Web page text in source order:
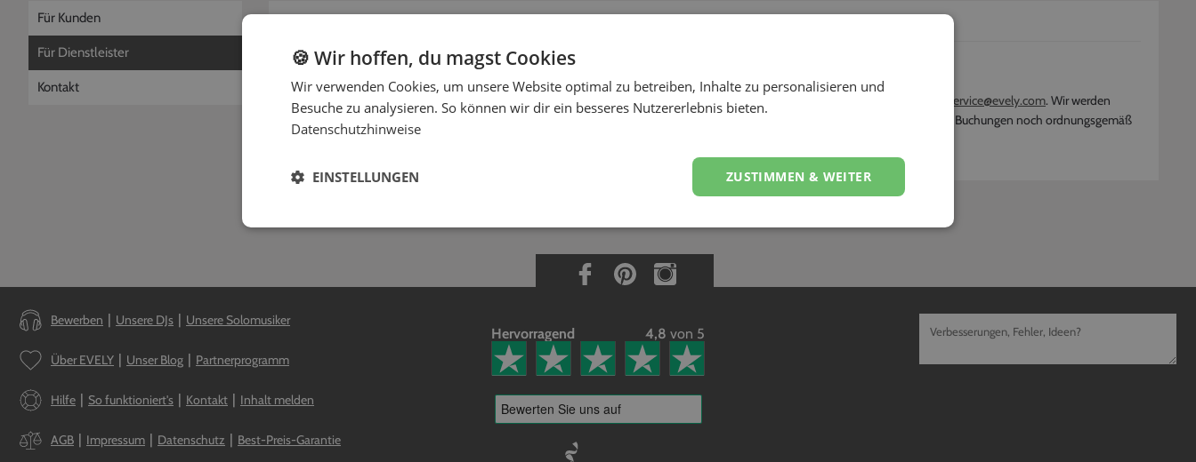
Für Kunden
Für Dienstleister
Kontakt
Wie kann ich kündigen bzw. mich von EVELY abmelden?
Du kannst Deine Teilnahme an EVELY jederzeit beenden. Sende uns dazu einfach eine E-Mail mit Deiner Kundennummer an service@evely.com. Wir werden
Deinen Account dann nach Deiner letzten Veranstaltung unwiderruflich löschen. Bitte beachte, dass bereits von Dir bestätigte Buchungen noch ordnungsgemäß
durchgeführt werden, sowie ausstehende Vermittlungsgebühren beglichen werden müssen.
Bewerben Unsere DJs Unsere Solomusiker
Über EVELY Unser Blog Partnerprogramm
Hilfe So funktioniert's Kontakt Inhalt melden
AGB Impressum Datenschutz Best-Preis-Garantie
Hervorragend 4,8 von 5
🍪 Wir hoffen, du magst Cookies
Wir verwenden Cookies, um unsere Website optimal zu betreiben, Inhalte zu personalisieren und
Besuche zu analysieren. So können wir dir ein besseres Nutzererlebnis bieten.
Datenschutzhinweise
ZUSTIMMEN & WEITER
EINSTELLUNGEN